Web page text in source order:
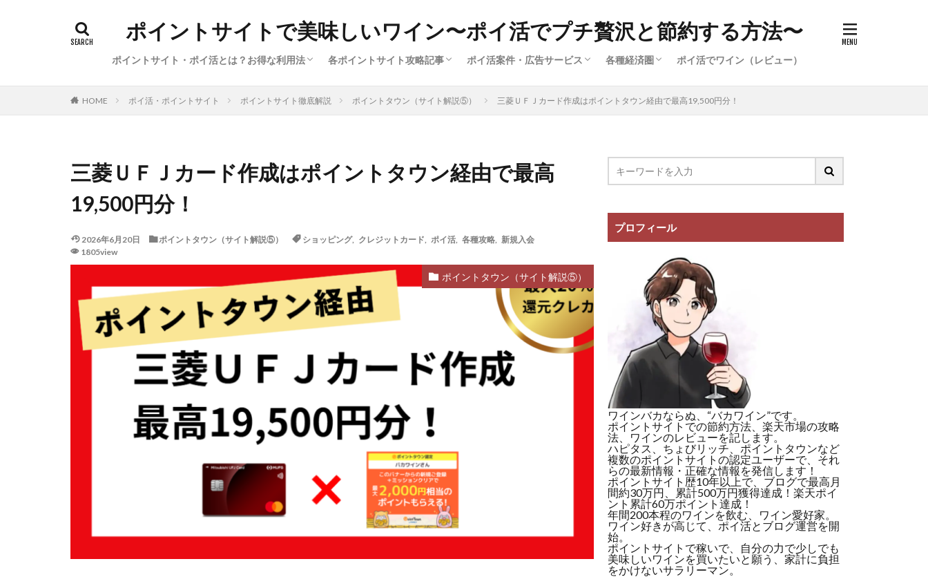
ポイントサイトで美味しいワイン〜ポイ活でプチ贅沢と節約する方法〜
ポイントサイト・ポイ活とは？お得な利用法
初心者向けポイ活の始め方（基礎知識、経済
ポイ活の稼ぎ方（本日のイチオシ案件・サー
サービス特集・キャンペーン（新規登録、広
陸マイラー・お得で便利な旅行方法
ポイ活利用した体験談・獲得ポイント数
各ポイントサイト攻略記事
ハピタス（サイト解説①）
ポイントインカム（サイト解説③）
ポイントタウン（サイト解説⑤）
ちょびリッチ（サイト解説②）
ECナビ（サイト解説⑥）
モッピー（サイト解説④）
ポイ活案件・広告サービス
クレジットカード（ポイ活案件）
買い物・ファッション（ポイ活案件）
旅行・グルメ・ふるさと納税（ポイ活案件）
動画配信・マンガ・ネット接続（ポイ活案
美容・スキル・公営競技など（ポイ活案件）
各種経済圏
イオン経済圏の攻略
楽天経済圏の攻略
ポイ活でワイン（レビュー）
HOME ポイ活・ポイントサイト ポイントサイト徹底解説 ポイントタウン（サイト解説⑤） 三菱ＵＦＪカード作成はポイントタウン経由で最高19,500円分！
三菱ＵＦＪカード作成はポイントタウン経由で最高
19,500円分！
2026年6月20日 ポイントタウン（サイト解説⑤） ショッピング, クレジットカード ポイ活, 各種攻略, 新規入会
1805view
ポイントタウン（サイト解説⑤）
プロフィール
ワインバカならぬ、“バカワイン”です。
ポイントサイトでの節約方法、楽天市場の攻略
法、ワインのレビューを記します。
ハピタス、ちょびリッチ、ポイントタウンなど
複数のポイントサイトの認定ユーザーで、それ
らの最新情報・正確な情報を発信します！
ポイントサイト歴10年以上で、ブログで最高月
間約30万円、累計500万円獲得達成！楽天ポイ
ント累計60万ポイント達成！
年間200本程のワインを飲む、ワイン愛好家。
ワイン好きが高じて、ポイ活とブログ運営を開
始。
ポイントサイトで稼いで、自分の力で少しでも
美味しいワインを買いたいと願う、家計に負担
をかけないサラリーマン。